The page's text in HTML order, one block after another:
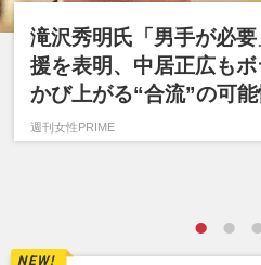
滝沢秀明氏「男手が必
援を表明、中居正広も
かび上がる“合流”の可
週刊女性PRIME